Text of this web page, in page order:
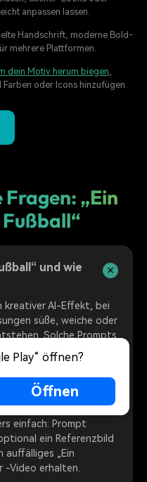
anpassen lassen.
Handschrift, moderne Bold-
mehrere Plattformen.
dein Motiv herum biegen
oder Icons hinzufügen.
„Ein
und wie
kreativer AI-Effekt, bei
süße, weiche oder
Solche Prompts
typische Merkmale wie
Farben und Social-
Instagram oder
Text-to-Image-
Nano Banana
einfach: Prompt
ein Referenzbild
auffälliges „Ein
-Video erhalten.
Play“ öffnen?
Öffnen